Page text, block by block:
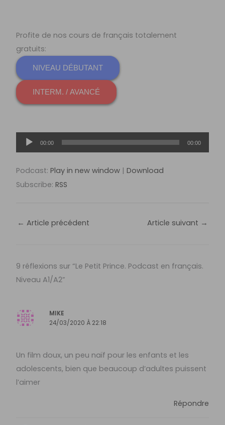
Profite de nos cours de français totalement
gratuits:
NIVEAU DÉBUTANT
INTERM. / AVANCÉ
Lecteur
audio
00:00 00:00
Podcast:Play in new window |Download
Subscribe:RSS
← Article précédent Article suivant →
9 réflexions sur “Le Petit Prince. Podcast en français.
Niveau A1/A2”
MIKE
24/03/2020 À 22:18
Un film doux, un peu naïf pour les enfants et les
adolescents, bien que beaucoup d’adultes puissent
l’aimer
Répondre